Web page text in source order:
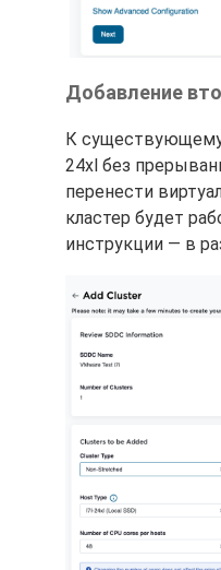
Добавление
К существующему
24xl без
перенести
кластер будет
инструкции — в